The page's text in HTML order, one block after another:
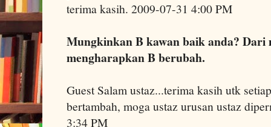
terima kasih. 2009-07-31 4:00 PM
Mungkinkan B kawan baik anda? Dari
mengharapkan B berubah.
Guest Salam ustaz...terima kasih utk
bertambah, moga ustaz urusan ustaz
3:34 PM